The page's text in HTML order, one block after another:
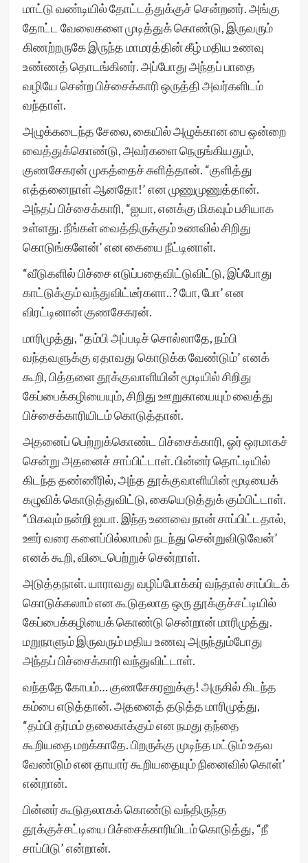
மாட்டு வண்டியில் தோட்டத்துக்குச் சென்றனர். அங்கு
தோட்ட வேலைகளை முடித்துக் கொண்டு, இருவரும்
கிணற்றருகே இருந்த மாமரத்தின் கீழ் மதிய உணவு
உண்ணத் தொடங்கினர். அப்போது அந்தப் பாதை
வழியே சென்ற பிச்சைக்காரி ஒருத்தி அவர்களிடம்
வந்தாள்.
அழுக்கடைந்த சேலை, கையில் அழுக்கான பை ஒன்றை
வைத்துக்கொண்டு, அவர்களை நெருங்கியதும்,
குணசேகரன் முகத்தைச் சுளித்தான். “குளித்து
எத்தனைநாள் ஆனதோ!’ என முணுமுணுத்தான்.
அந்தப் பிச்சைக்காரி, “ஐயா, எனக்கு மிகவும் பசியாக
உள்ளது. நீங்கள் வைத்திருக்கும் உணவில் சிறிது
கொடுங்களேன்’ என கையை நீட்டினாள்.
“வீடுகளில் பிச்சை எடுப்பதைவிட்டுவிட்டு, இப்போது
காட்டுக்கும் வந்துவிட்டீர்களா..? போ, போ’ என
விரட்டினான் குணசேகரன்.
மாரிமுத்து, “தம்பி அப்படிச் சொல்லாதே, நம்பி
வந்தவளுக்கு ஏதாவது கொடுக்க வேண்டும்’ எனக்
கூறி, பித்தளை தூக்குவாளியின் மூடியில் சிறிது
கேப்பைக்கழியையும், சிறிது ஊறுகாயையும் வைத்து
பிச்சைக்காரியிடம் கொடுத்தான்.
அதனைப் பெற்றுக்கொண்ட பிச்சைக்காரி, ஓர் ஒரமாகச்
சென்று அதனைச் சாப்பிட்டாள். பின்னர் தொட்டியில்
கிடந்த தண்ணீரில், அந்த தூக்குவாளியின் மூடியைக்
கழுவிக் கொடுத்துவிட்டு, கையெடுத்துக் கும்பிட்டாள்.
“மிகவும் நன்றி ஐயா. இந்த உணவை நான் சாப்பிட்டதால்,
ஊர் வரை களைப்பில்லாமல் நடந்து சென்றுவிடுவேன்’
எனக் கூறி, விடைபெற்றுச் சென்றாள்.
அடுத்தநாள். யாராவது வழிப்போக்கர் வந்தால் சாப்பிடக்
கொடுக்கலாம் என கூடுதலாத ஒரு தூக்குச்சட்டியில்
கேப்பைக்கழியைக் கொண்டு சென்றான் மாரிமுத்து.
மறுநாளும் இருவரும் மதிய உணவு அருந்தும்போது
அந்தப் பிச்சைக்காரி வந்துவிட்டாள்.
வந்ததே கோபம்… குணசேகரனுக்கு! அருகில் கிடந்த
கம்பை எடுத்தான். அதனைத் தடுத்த மாரிமுத்து,
“தம்பி தர்மம் தலைகாக்கும் என நமது தந்தை
கூறியதை மறக்காதே. பிறருக்கு முடிந்த மட்டும் உதவ
வேண்டும் என தாயார் கூறியதையும் நினைவில் கொள்’
என்றான்.
பின்னர் கூடுதலாகக் கொண்டு வந்திருந்த
தூக்குச்சட்டியை பிச்சைக்காரியிடம் கொடுத்து, “நீ
சாப்பிடு’ என்றான்.